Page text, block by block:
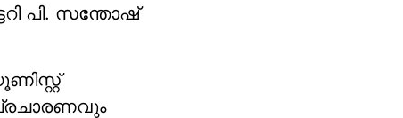
പി. സന്തോഷ്